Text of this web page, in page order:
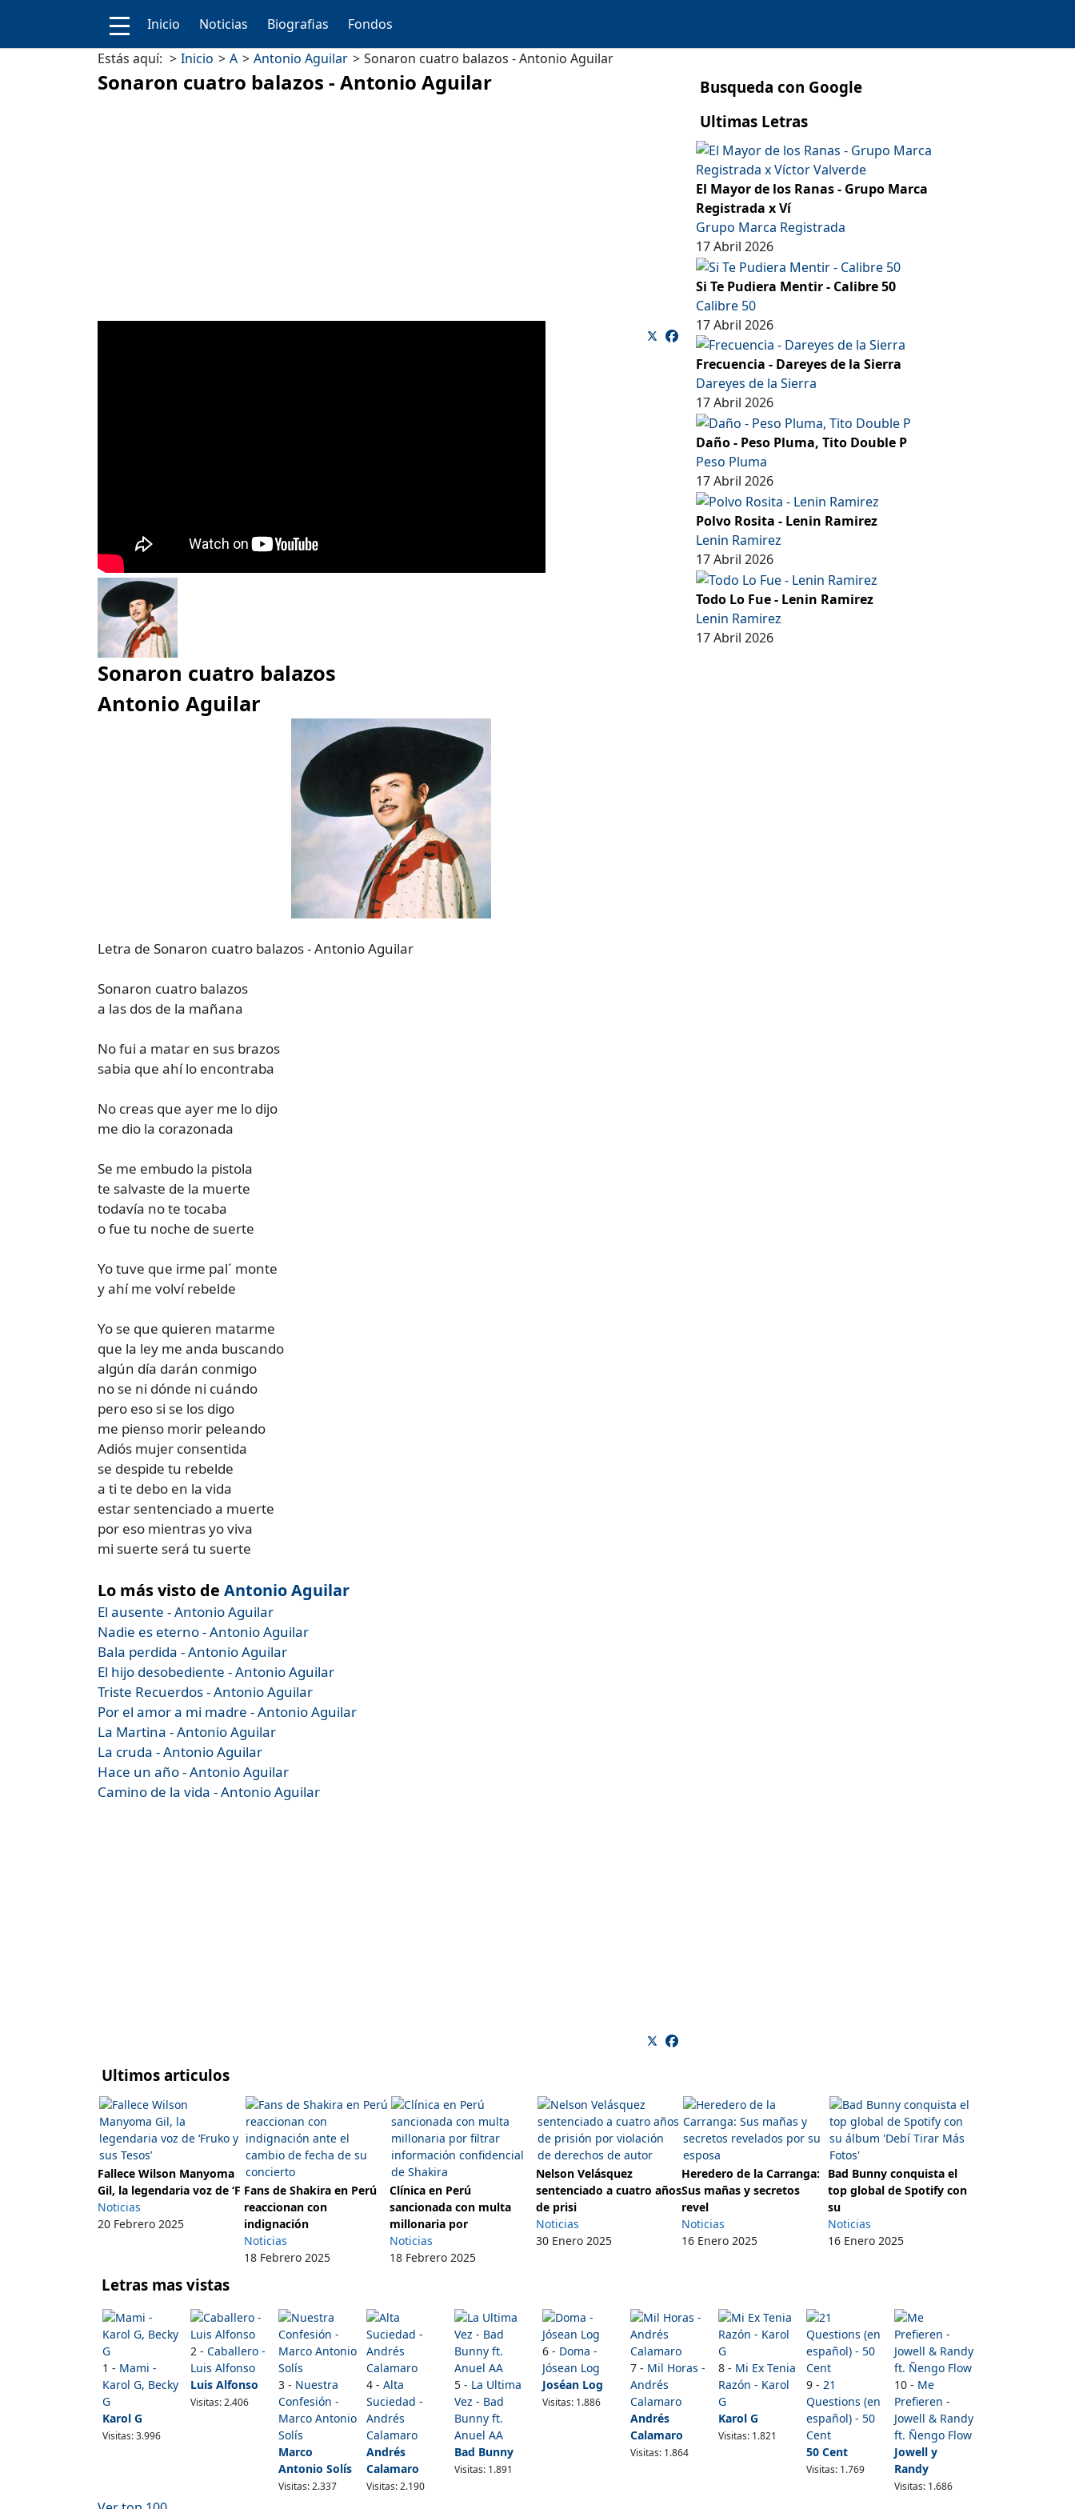
Inicio Noticias Biografias
Fondos
Estás aquí:
Inicio A Antonio Aguilar Sonaron cuatro balazos - Antonio Aguilar
Sonaron cuatro balazos - Antonio Aguilar
Sonaron cuatro balazos
Antonio Aguilar
Letra de Sonaron cuatro balazos - Antonio Aguilar
Sonaron cuatro balazos
a las dos de la mañana
No fui a matar en sus brazos
sabia que ahí lo encontraba
No creas que ayer me lo dijo
me dio la corazonada
Se me embudo la pistola
te salvaste de la muerte
todavía no te tocaba
o fue tu noche de suerte
Yo tuve que irme pal´ monte
y ahí me volví rebelde
Yo se que quieren matarme
que la ley me anda buscando
algún día darán conmigo
no se ni dónde ni cuándo
pero eso si se los digo
me pienso morir peleando
Adiós mujer consentida
se despide tu rebelde
a ti te debo en la vida
estar sentenciado a muerte
por eso mientras yo viva
mi suerte será tu suerte
Lo más visto de Antonio Aguilar
El ausente - Antonio Aguilar
Nadie es eterno - Antonio Aguilar
Bala perdida - Antonio Aguilar
El hijo desobediente - Antonio Aguilar
Triste Recuerdos - Antonio Aguilar
Por el amor a mi madre - Antonio Aguilar
La Martina - Antonio Aguilar
La cruda - Antonio Aguilar
Hace un año - Antonio Aguilar
Camino de la vida - Antonio Aguilar
Busqueda con Google
Ultimas Letras
El Mayor de los Ranas - Grupo Marca
Registrada x Ví
Grupo Marca Registrada
17 Abril 2026
Si Te Pudiera Mentir - Calibre 50
Calibre 50
17 Abril 2026
Frecuencia - Dareyes de la Sierra
Dareyes de la Sierra
17 Abril 2026
Daño - Peso Pluma, Tito Double P
Peso Pluma
17 Abril 2026
Polvo Rosita - Lenin Ramirez
Lenin Ramirez
17 Abril 2026
Todo Lo Fue - Lenin Ramirez
Lenin Ramirez
17 Abril 2026
Ultimos articulos
Fallece Wilson Manyoma
Gil, la legendaria voz de ‘F
Noticias
20 Febrero 2025
Fans de Shakira en Perú
reaccionan con
indignación
Noticias
18 Febrero 2025
Clínica en Perú
sancionada con multa
millonaria por
Noticias
18 Febrero 2025
Nelson Velásquez
sentenciado a cuatro años
de prisi
Noticias
30 Enero 2025
Heredero de la Carranga:
Sus mañas y secretos
revel
Noticias
16 Enero 2025
Bad Bunny conquista el
top global de Spotify con
su
Noticias
16 Enero 2025
Letras mas vistas
1 - Mami -
Karol G, Becky
G
Karol G
Visitas: 3.996
2 - Caballero -
Luis Alfonso
Luis Alfonso
Visitas: 2.406
3 - Nuestra
Confesión -
Marco Antonio
Solís
Marco
Antonio Solís
Visitas: 2.337
4 - Alta
Suciedad -
Andrés
Calamaro
Andrés
Calamaro
Visitas: 2.190
5 - La Ultima
Vez - Bad
Bunny ft.
Anuel AA
Bad Bunny
Visitas: 1.891
6 - Doma -
Jósean Log
Joséan Log
Visitas: 1.886
7 - Mil Horas -
Andrés
Calamaro
Andrés
Calamaro
Visitas: 1.864
8 - Mi Ex Tenia
Razón - Karol
G
Karol G
Visitas: 1.821
9 - 21
Questions (en
español) - 50
Cent
50 Cent
Visitas: 1.769
10 - Me
Prefieren -
Jowell & Randy
ft. Ñengo Flow
Jowell y
Randy
Visitas: 1.686